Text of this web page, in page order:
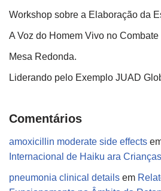
Workshop sobre a Elaboração da
A Voz do Homem Vivo no
Mesa Redonda.
Liderando pelo Exemplo JUAD
Comentários
amoxicillin moderate side effects
Internacional de Haiku ara
pneumonia clinical details em